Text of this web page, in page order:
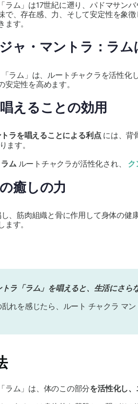
「ラム」は17世紀に遡り、パドマサン
で、存在感、力、そして安定性を象徴
す。
ャ・マントラ：ラム
「ラム」は、ルートチャクラを活性化
定性を高めます。
えることの効用
ラを唱えることによる利点 には、背
ます。
ラムルートチャクラが活性化され、 ク
癒しの力
、筋肉組織と骨に作用して身体の健
す。
ラ「ラム」を唱えると、生活にさら
れを感じたら、ルート チャクラ マ
ラム」は、体のこの部分を活性化し